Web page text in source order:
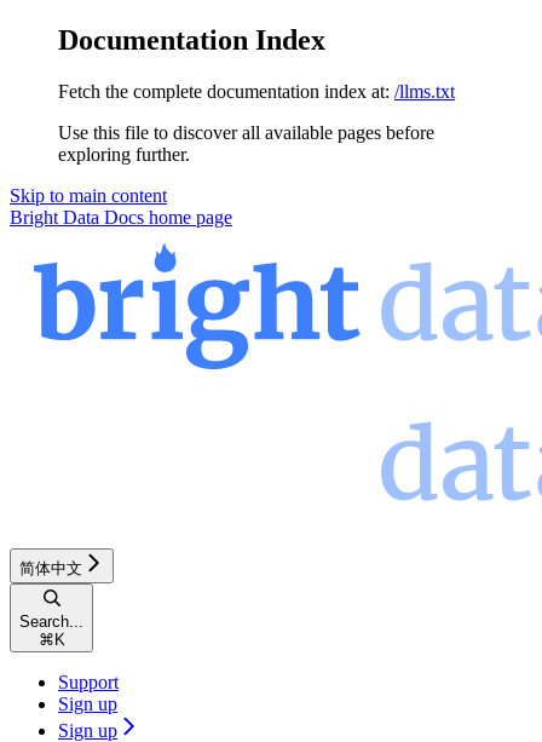
Documentation Index
Fetch the complete documentation index at: /llms.txt
Use this file to discover all available pages before
exploring further.
Skip to main content
Bright Data Docs home page
简体中文
Search...
⌘ K
Support
Sign up
Sign up